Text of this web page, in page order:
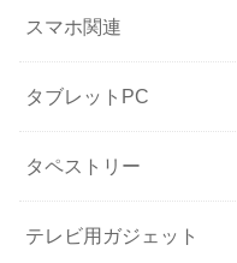
スマホ関連
タブレットPC
タペストリー
テレビ用ガジェット